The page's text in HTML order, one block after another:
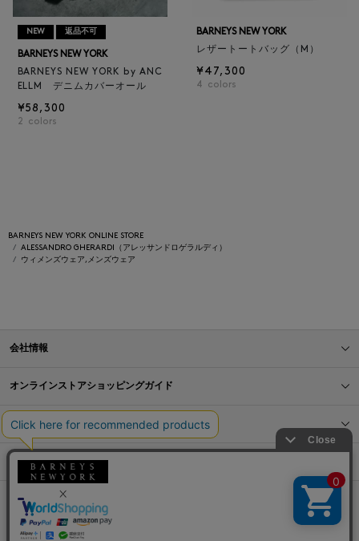
NEW 返品不可
BARNEYS NEW YORK
BARNEYS NEW YORK by ANC
ELLM デニムカバーオール
¥58,300
2 colors
BARNEYS NEW YORK
レザートートバッグ（M）
¥47,300
4 colors
BARNEYS NEW YORK ONLINE STORE
ALESSANDRO GHERARDI（アレッサンドロゲラルディ）
ウィメンズウェア,メンズウェア
会社情報
オンラインストアショッピングガイド
店舗情報
サービス